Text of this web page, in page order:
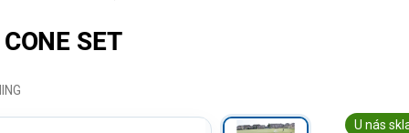
SET
U nás